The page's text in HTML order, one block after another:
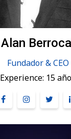
Alan
Fundador & CEO
Experience: 15